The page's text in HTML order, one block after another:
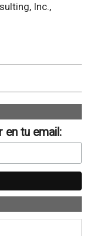
Inc.,
en tu email: